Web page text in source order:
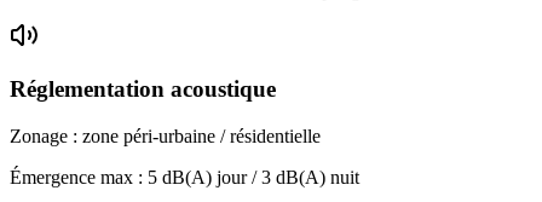
Réglementation acoustique
Zonage : zone péri-urbaine / résidentielle
Émergence max : 5 dB(A) jour /3 dB(A) nuit